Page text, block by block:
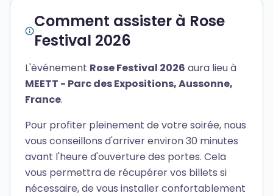
Comment assister à Rose
Festival 2026
L'événement Rose Festival 2026 aura lieu à
MEETT - Parc des Expositions, Aussonne,
France.
Pour profiter pleinement de votre soirée, nous
vous conseillons d'arriver environ 30 minutes
avant l'heure d'ouverture des portes. Cela
vous permettra de récupérer vos billets si
nécessaire, de vous installer confortablement